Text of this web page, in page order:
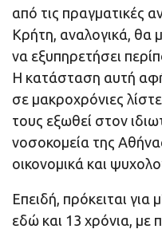
από τις πραγματικές
Κρήτη, αναλογικά, θα
να εξυπηρετήσει
Η κατάσταση αυτή
σε μακροχρόνιες
τους εξωθεί στον
νοσοκομεία της
οικονομικά και
Επειδή, πρόκειται για
εδώ και 13 χρόνια, με